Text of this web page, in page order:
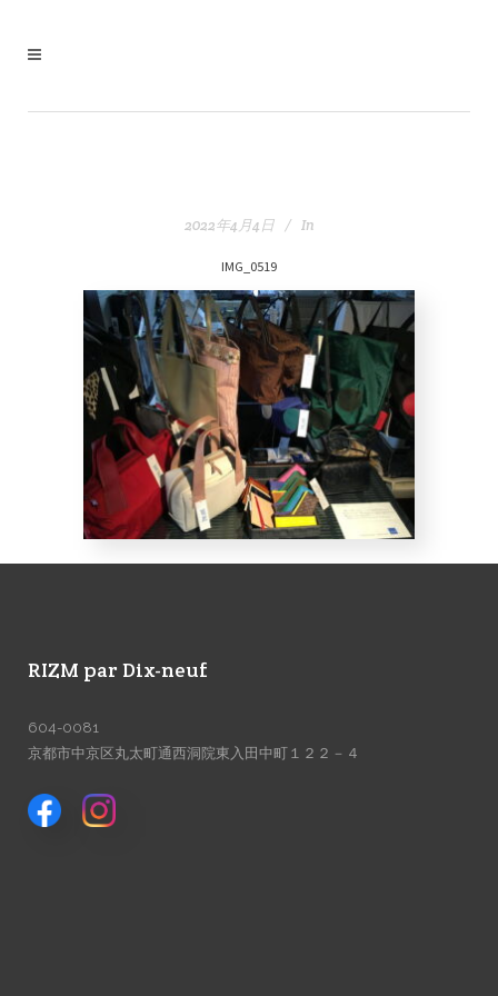
2022年4月4日 In
IMG_0519
RIZM par Dix-neuf
604-0081
京都市中京区丸太町通西洞院東入田中町１２２－４